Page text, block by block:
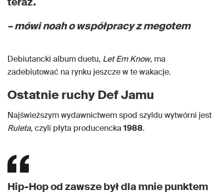
– mówi noah o współpracy z megotem
Debiutancki album duetu, Let Em Know, ma
zadebiutować na rynku jeszcze w te wakacje.
Ostatnie ruchy Def Jamu
Najświeższym wydawnictwem spod szyldu wytwórni jest
Ruleta, czyli płyta producencka1988.
Hip-Hop od zawsze był dla mnie punktem